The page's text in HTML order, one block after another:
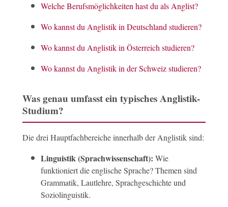
Welche Berufsmöglichkeiten hast du als Anglist?
Wo kannst du Anglistik in Deutschland studieren?
Wo kannst du Anglistik in Österreich studieren?
Wo kannst du Anglistik in der Schweiz studieren?
Was genau umfasst ein typisches Anglistik-
Studium?
Die drei Hauptfachbereiche innerhalb der Anglistik sind:
Linguistik (Sprachwissenschaft): Wie
funktioniert die englische Sprache? Themen sind
Grammatik, Lautlehre, Sprachgeschichte und
Soziolinguistik.